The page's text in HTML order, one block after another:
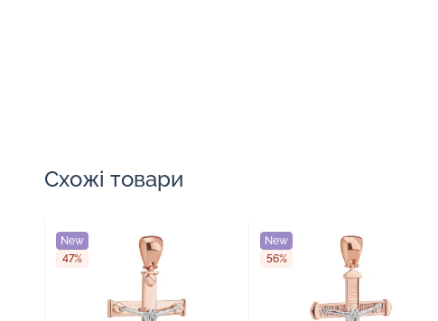
Схожі товари
New
47%
New
56%